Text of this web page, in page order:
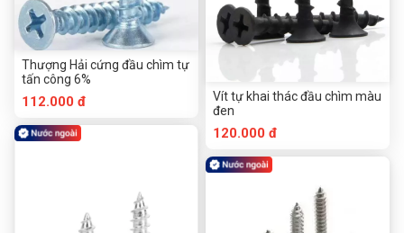
Thượng Hải cứng đầu chìm tự
tấn công 6%
112.000 đ
Vít tự khai thác đầu chìm màu
đen
120.000 đ